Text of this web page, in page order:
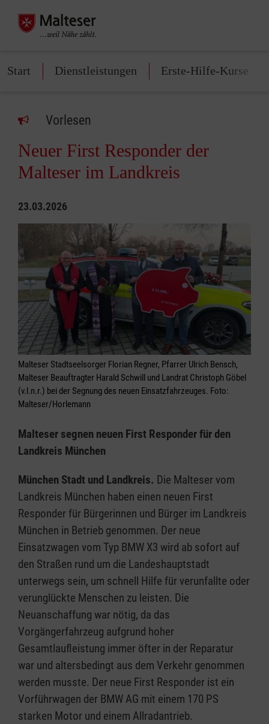
Start Dienstleistungen Erste-Hilfe-Kurse
Vorlesen
Neuer First Responder der
Malteser im Landkreis
23.03.2026
Malteser Stadtseelsorger Florian Regner, Pfarrer Ulrich Bensch,
Malteser Beauftragter Harald Schwill und Landrat Christoph Göbel
(v.l.n.r.) bei der Segnung des neuen Einsatzfahrzeuges. Foto:
Malteser/Horlemann
Malteser segnen neuen First Responder für den
Landkreis München
München Stadt und Landkreis. Die Malteser vom
Landkreis München haben einen neuen First
Responder für Bürgerinnen und Bürger im Landkreis
München in Betrieb genommen. Der neue
Einsatzwagen vom Typ BMW X3 wird ab sofort auf
den Straßen rund um die Landeshauptstadt
unterwegs sein, um schnell Hilfe für verunfallte oder
verunglückte Menschen zu leisten. Die
Neuanschaffung war nötig, da das
Vorgängerfahrzeug aufgrund hoher
Gesamtlaufleistung immer öfter in der Reparatur
war und altersbedingt aus dem Verkehr genommen
werden musste. Der neue First Responder ist ein
Vorführwagen der BMW AG mit einem 170 PS
starken Motor und einem Allradantrieb.